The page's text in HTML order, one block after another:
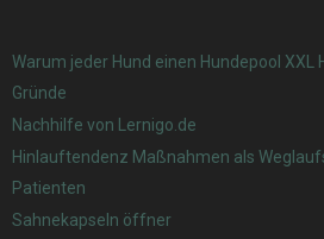
Warum jeder Hund einen Hundepool XXL
Gründe
Nachhilfe von Lernigo.de
Hinlauftendenz Maßnahmen als
Patienten
Sahnekapseln öffner